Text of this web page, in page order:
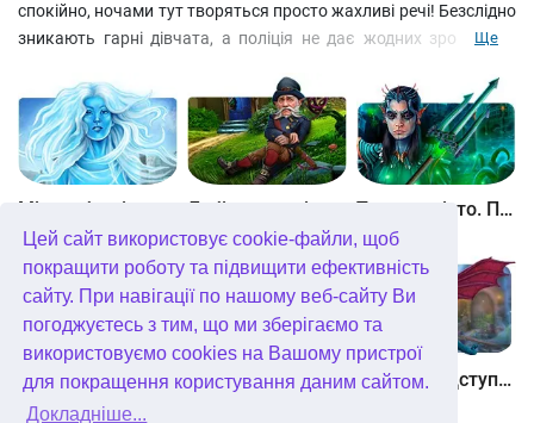
Цей сайт використовує cookie-файли, щоб
покращити роботу та підвищити ефективність
сайту. При навігації по нашому веб-сайту Ви
погоджуєтесь з тим, що ми зберігаємо та
використовуємо cookies на Вашому пристрої
для покращення користування даним сайтом.
Докладніше...
спокійно, ночами тут творяться просто жахливі речі! Безслідно
зникають гарні дівчата, а поліція не дає жодних зрозумілих
таємничого викрадача. Що буде далі? Настав час втрутитися і
провести власне розслідування! А на ловця, як відомо, і звір
біжить…
Ще
Таємне місто. Підводне царство. колекційне видання
Небесні землі. Пробудження гігантів. колекційне видання Загадки Нью-Йорка. Пробудження. колекційне видання Хімери. Підступи зла. колекційне видання